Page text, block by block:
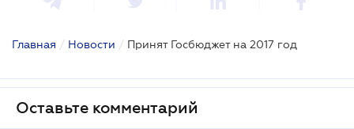
Главная / Новости / Принят Госбюджет на 2017 год
Оставьте комментарий